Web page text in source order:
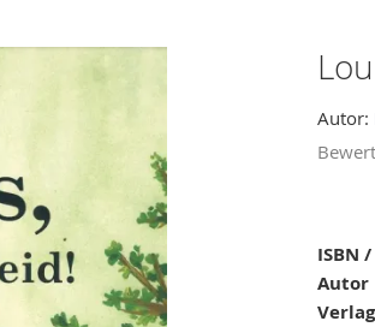
Autor:
Mehr
ISBN /
Autor
Verlag